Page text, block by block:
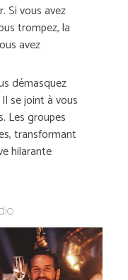
Si vous avez
trompez, la
avez
démasquez
Il se joint à vous
Les groupes
transformant
hilarante